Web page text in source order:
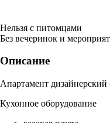
Нельзя с питомцами
Без вечеринок и
Описание
Апартамент дизайнерский
Кухонное оборудование